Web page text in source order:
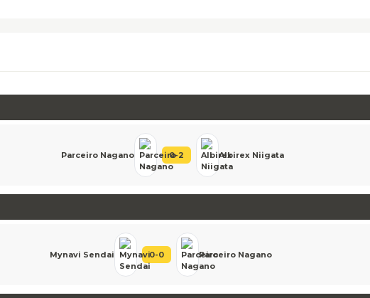
Parceiro Nagano 0-2 Albirex Niigata
Mynavi Sendai 0-0 Parceiro Nagano